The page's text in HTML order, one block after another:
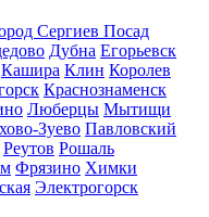
Сергиев Посад
Дубна Егорьевск
Кашира Клин Королев
Краснознаменск
Люберцы Мытищи
Зуево Павловский
Реутов Рошаль
Фрязино Химки
Электрогорск